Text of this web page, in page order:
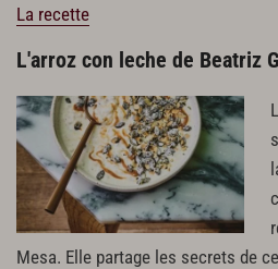
La recette
L'arroz con leche de Beatriz
Mesa. Elle partage les secrets de